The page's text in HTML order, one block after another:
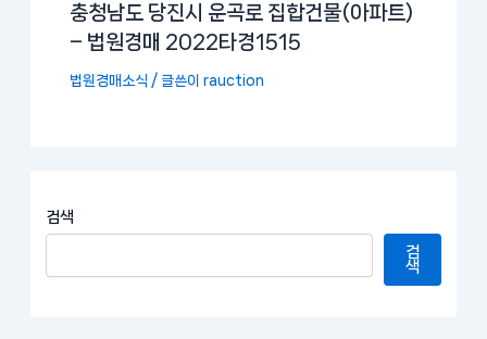
검색
검
색
충청남도 당진시 운곡로 집합건물(아파트)
– 법원경매 2022타경1515
법원경매소식 / 글쓴이rauction